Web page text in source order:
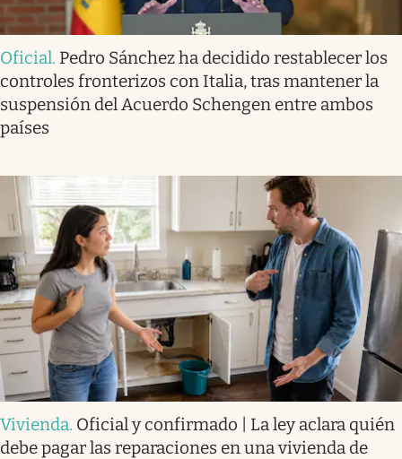
Oficial. Pedro Sánchez ha decidido restablecer los
controles fronterizos con Italia, tras mantener la
suspensión del Acuerdo Schengen entre ambos
países
Vivienda. Oficial y confirmado | La ley aclara quién
debe pagar las reparaciones en una vivienda de